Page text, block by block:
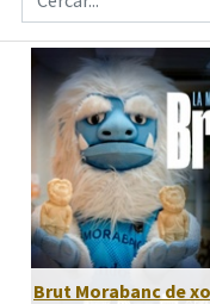
Brut Morabanc de